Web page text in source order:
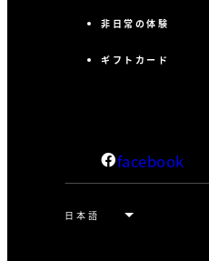
非日常の体験
ギフトカード
facebook